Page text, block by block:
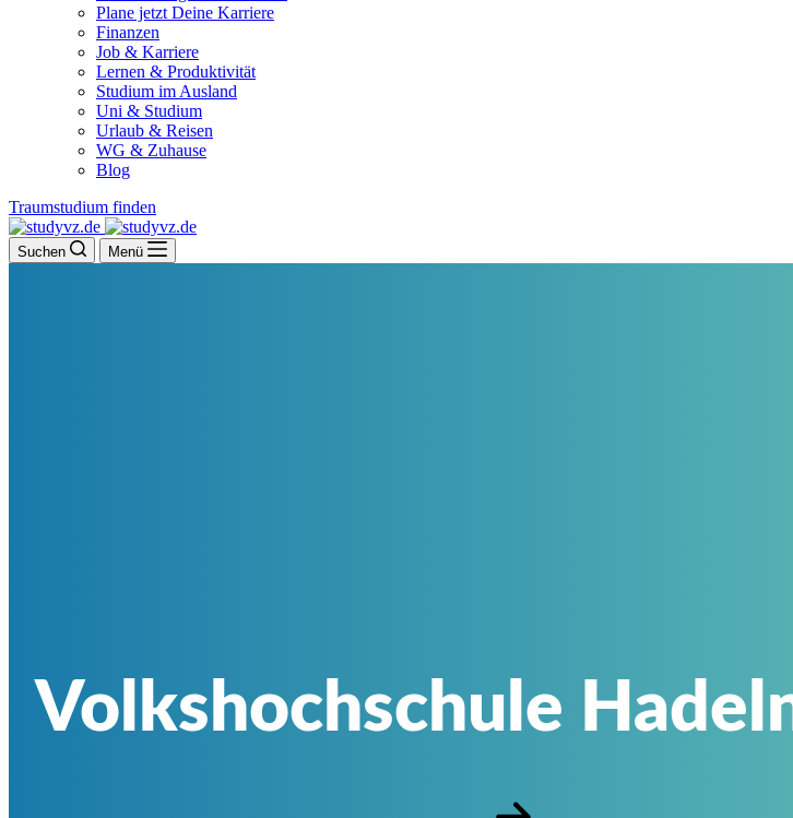
Plane jetzt Deine Karriere
Finanzen
Job & Karriere
Lernen & Produktivität
Studium im Ausland
Uni & Studium
Urlaub & Reisen
WG & Zuhause
Blog
Traumstudium finden
Suchen Menü
Volkshochschule